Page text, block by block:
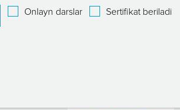
Onlayn darslar Sertifikat beriladi